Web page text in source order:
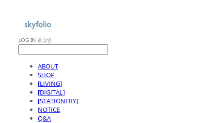
LOG IN 로그인
ABOUT
SHOP
[LIVING]
[DIGITAL]
[STATIONERY]
NOTICE
Q&A